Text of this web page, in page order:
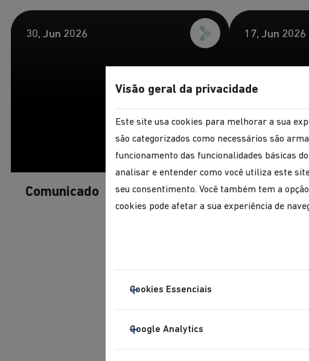
30, Jun 2026
Comunicado
17, Jun 2026
Corte
na Rua
Visão geral da privacidade
Este site usa cookies para melhorar a sua
são categorizados como necessários são
funcionamento das funcionalidades básicas
analisar e entender como você utiliza este
seu consentimento. Você também tem a
cookies pode afetar a sua experiência de
Cookies Essenciais
Google Analytics